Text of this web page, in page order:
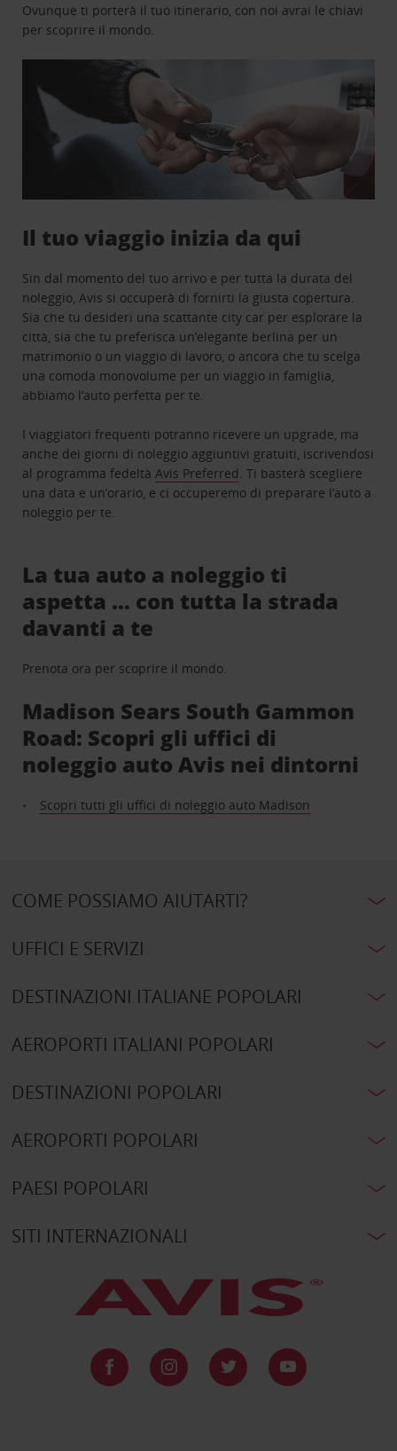
Ovunque ti porterà il tuo itinerario, con noi avrai le chiavi
per scoprire il mondo.
Il tuo viaggio inizia da qui
Sin dal momento del tuo arrivo e per tutta la durata del
noleggio, Avis si occuperà di fornirti la giusta copertura.
Sia che tu desideri una scattante city car per esplorare la
città, sia che tu preferisca un’elegante berlina per un
matrimonio o un viaggio di lavoro, o ancora che tu scelga
una comoda monovolume per un viaggio in famiglia,
abbiamo l’auto perfetta per te.
I viaggiatori frequenti potranno ricevere un upgrade, ma
anche dei giorni di noleggio aggiuntivi gratuiti, iscrivendosi
al programma fedeltàAvis Preferred. Ti basterà scegliere
una data e un’orario, e ci occuperemo di preparare l’auto a
noleggio per te.
La tua auto a noleggio ti
aspetta … con tutta la strada
davanti a te
Prenota ora per scoprire il mondo.
Madison Sears South Gammon
Road: Scopri gli uffici di
noleggio auto Avis nei dintorni
Scopri tutti gli uffici di noleggio auto Madison
COME POSSIAMO AIUTARTI?
UFFICI E SERVIZI
DESTINAZIONI ITALIANE POPOLARI
AEROPORTI ITALIANI POPOLARI
DESTINAZIONI POPOLARI
AEROPORTI POPOLARI
PAESI POPOLARI
SITI INTERNAZIONALI